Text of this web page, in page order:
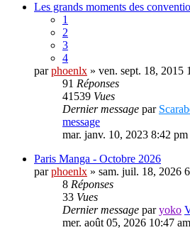
Les grands moments des
1
2
3
4
parphoenlx » ven. sept. 18, 2015
91 Réponses
41539 Vues
Dernier message par
message
mar. janv. 10, 2023 8:42 pm
Paris Manga - Octobre 2026
parphoenlx » sam. juil. 18, 2026
8 Réponses
33 Vues
Dernier message paryoko
mer. août 05, 2026 10:47 am